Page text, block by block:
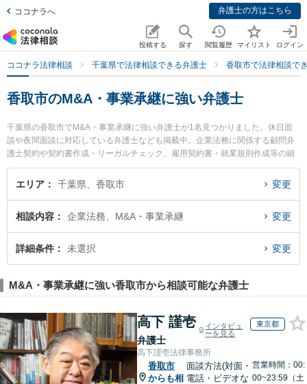
ココナラへ 弁護士の方はこちら
投稿する 探す 閲覧履歴 マイリスト ログイン
ココナラ法律相談 千葉県で法律相談できる弁護士 香取市で法律相談で
香取市のM&A・事業承継に強い弁護士
千葉県の香取市でM&A・事業承継に強い弁護士が1名見つかりました。休日面
談や夜間面談に対応している弁護士なども掲載中。企業法務に関係する顧問弁
護士契約や契約書作成・リーガルチェック、雇用契約書・就業規則作成等の細
かな分野での絞り込み検索もでき便利です。特に法律事務所TIGERの石原 卓治
弁護士のプロフィール情報や弁護士費用、強みなどが注目されています。『香
したい』『初回相談無料でM&A・事業承継を法律相談できる香取市内の弁護士
に相談予約したい』などでお困りの相談者さんにおすすめです。
エリア 千葉県、香取市 変更
相談内容 企業法務、M&A・事業承継 変更
詳細条件 未選択 変更
M&A・事業承継に強い香取市から相談可能な弁護士
高下 謹壱
弁護士
インタビュ
ーを見る
東京都
高下謹壱法律事務所
香取市
からも相
面談方法(対面・
電話・ビデオな
営業時間：00:
00~23:59（土